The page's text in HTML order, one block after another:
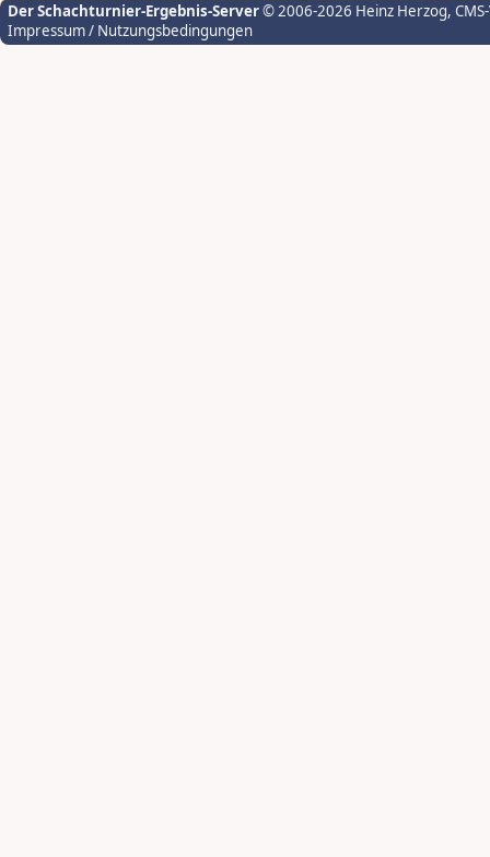
Der Schachturnier-Ergebnis-Server© 2006-2026 Heinz Herzog,
Impressum / Nutzungsbedingungen